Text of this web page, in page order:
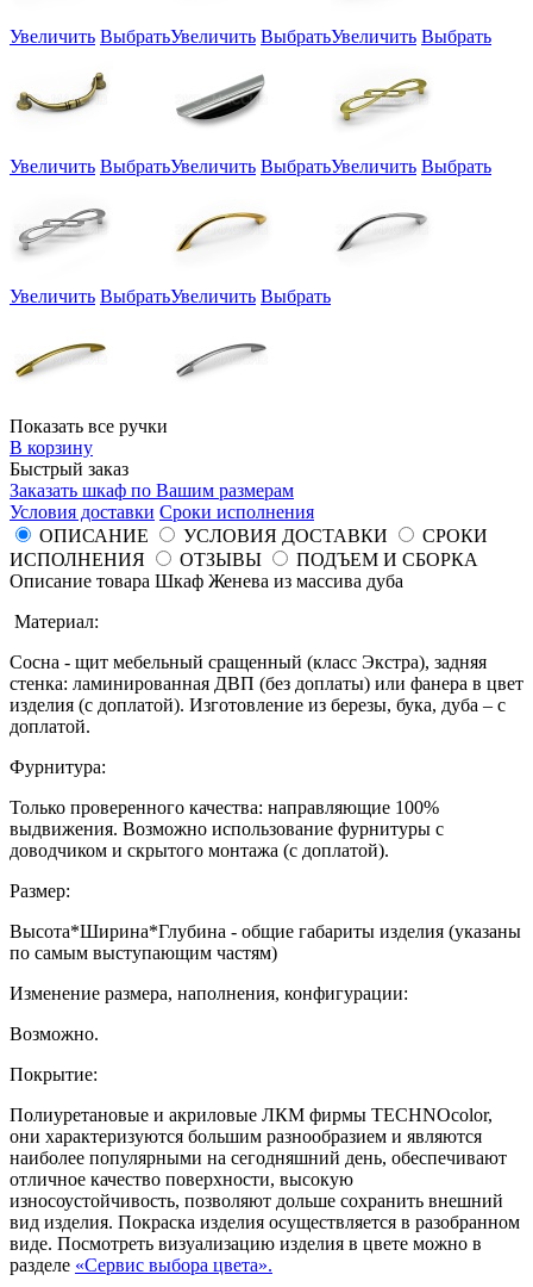
Увеличить ВыбратьУвеличить ВыбратьУвеличить Выбрать
Увеличить ВыбратьУвеличить ВыбратьУвеличить Выбрать
Увеличить ВыбратьУвеличить Выбрать
Показать все ручки
В корзину
Быстрый заказ
Заказать шкаф по Вашим размерам
Условия доставки Сроки исполнения
ОПИСАНИЕ
УСЛОВИЯ ДОСТАВКИ
СРОКИ
ИСПОЛНЕНИЯ
ОТЗЫВЫ
ПОДЪЕМ И СБОРКА
Описание товара Шкаф Женева из массива дуба
Материал:
Сосна - щит мебельный сращенный (класс Экстра), задняя
стенка: ламинированная ДВП (без доплаты) или фанера в цвет
изделия (с доплатой). Изготовление из березы, бука, дуба – с
доплатой.
Фурнитура:
Только проверенного качества: направляющие 100%
выдвижения. Возможно использование фурнитуры с
доводчиком и скрытого монтажа (с доплатой).
Размер:
Высота*Ширина*Глубина - общие габариты изделия (указаны
по самым выступающим частям)
Изменение размера, наполнения, конфигурации:
Возможно.
Покрытие:
Полиуретановые и акриловые ЛКМ фирмы TECHNOcolor,
они характеризуются большим разнообразием и являются
наиболее популярными на сегодняшний день, обеспечивают
отличное качество поверхности, высокую
износоустойчивость, позволяют дольше сохранить внешний
вид изделия. Покраска изделия осуществляется в разобранном
виде. Посмотреть визуализацию изделия в цвете можно в
разделе «Сервис выбора цвета».